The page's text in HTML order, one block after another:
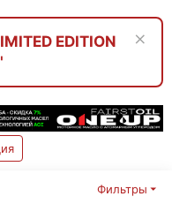
EDITION
Фильтры